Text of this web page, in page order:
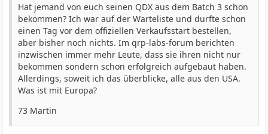
Hat jemand von euch seinen QDX aus dem Batch 3 schon
bekommen? Ich war auf der Warteliste und durfte schon
einen Tag vor dem offiziellen Verkaufsstart bestellen,
aber bisher noch nichts. Im qrp-labs-forum berichten
inzwischen immer mehr Leute, dass sie ihren nicht nur
bekommen sondern schon erfolgreich aufgebaut haben.
Allerdings, soweit ich das überblicke, alle aus den USA.
Was ist mit Europa?
73 Martin